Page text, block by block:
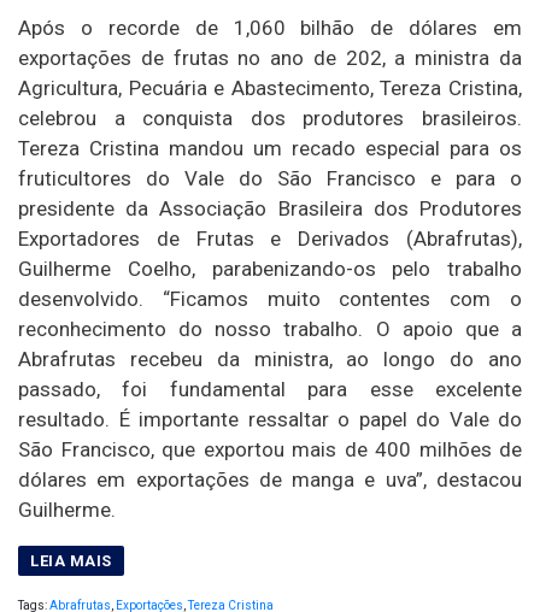
Após o recorde de 1,060 bilhão de dólares em
exportações de frutas no ano de 202, a ministra da
Agricultura, Pecuária e Abastecimento, Tereza Cristina,
celebrou a conquista dos produtores brasileiros.
Tereza Cristina mandou um recado especial para os
fruticultores do Vale do São Francisco e para o
presidente da Associação Brasileira dos Produtores
Exportadores de Frutas e Derivados (Abrafrutas),
Guilherme Coelho, parabenizando-os pelo trabalho
desenvolvido. “Ficamos muito contentes com o
reconhecimento do nosso trabalho. O apoio que a
Abrafrutas recebeu da ministra, ao longo do ano
passado, foi fundamental para esse excelente
resultado. É importante ressaltar o papel do Vale do
São Francisco, que exportou mais de 400 milhões de
dólares em exportações de manga e uva”, destacou
Guilherme.
Tags:Abrafrutas Exportações ,Tereza Cristina